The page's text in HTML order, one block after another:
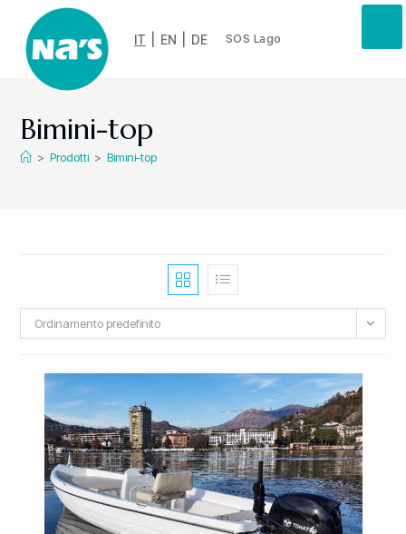
IT EN DE SOS Lago
Bimini-top
> Prodotti > Bimini-top
Ordinamento predefinito